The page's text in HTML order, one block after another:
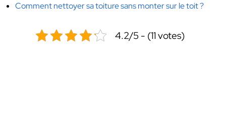
Comment nettoyer sa toiture sans monter sur le toit ?
4.2/5 - (11 votes)